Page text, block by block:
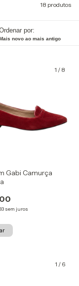
18 produtos
por:
novo ao mais antigo
1 / 8
Gabi Camurça
sem juros
1 / 6